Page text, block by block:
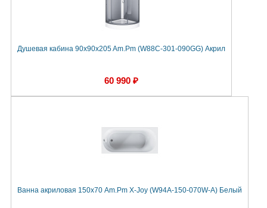
Душевая кабина 90x90x205 Am.Pm (W88C-301-090GG) Акрил
60 990 ₽
Ванна акриловая 150х70 Am.Pm X-Joy (W94A-150-070W-A) Белый